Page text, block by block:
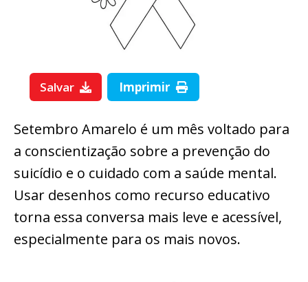
Salvar Imprimir
Setembro Amarelo é um mês voltado para
a conscientização sobre a prevenção do
suicídio e o cuidado com a saúde mental.
Usar desenhos como recurso educativo
torna essa conversa mais leve e acessível,
especialmente para os mais novos.